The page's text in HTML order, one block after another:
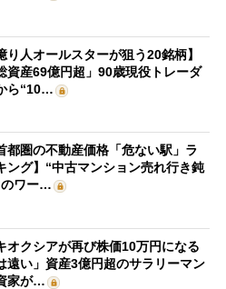
り人オールスターが狙う20銘柄】
資産69億円超」90歳現役トレーダ
ら“10…
都圏の不動産価格「危ない駅」ラ
ング】“中古マンション売れ行き鈍
のワー…
オクシアが再び株価10万円になる
遠い」資産3億円超のサラリーマン
家が…